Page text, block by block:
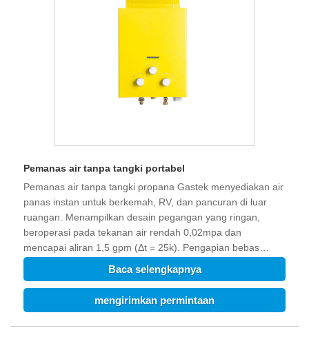
Pemanas air tanpa tangki portabel
Pemanas air tanpa tangki propana Gastek menyediakan air
panas instan untuk berkemah, RV, dan pancuran di luar
ruangan. Menampilkan desain pegangan yang ringan,
beroperasi pada tekanan air rendah 0,02mpa dan
mencapai aliran 1,5 gpm (Δt = 25k). Pengapian bebas
baterai tersedia. Ini sangat ideal untuk petualangan off-grid.
Baca selengkapnya
mengirimkan permintaan